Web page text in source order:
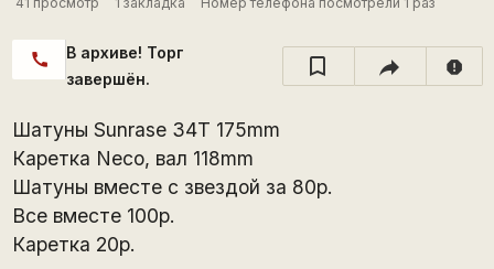
call
В архиве! Торг
завершён.
report
Шатуны Sunrase 34T 175mm
Каретка Neco, вал 118mm
Шатуны вместе с звездой за 80р.
Все вместе 100р.
Каретка 20р.